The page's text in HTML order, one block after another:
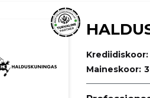
Krediidiskoor:
Maineskoor: